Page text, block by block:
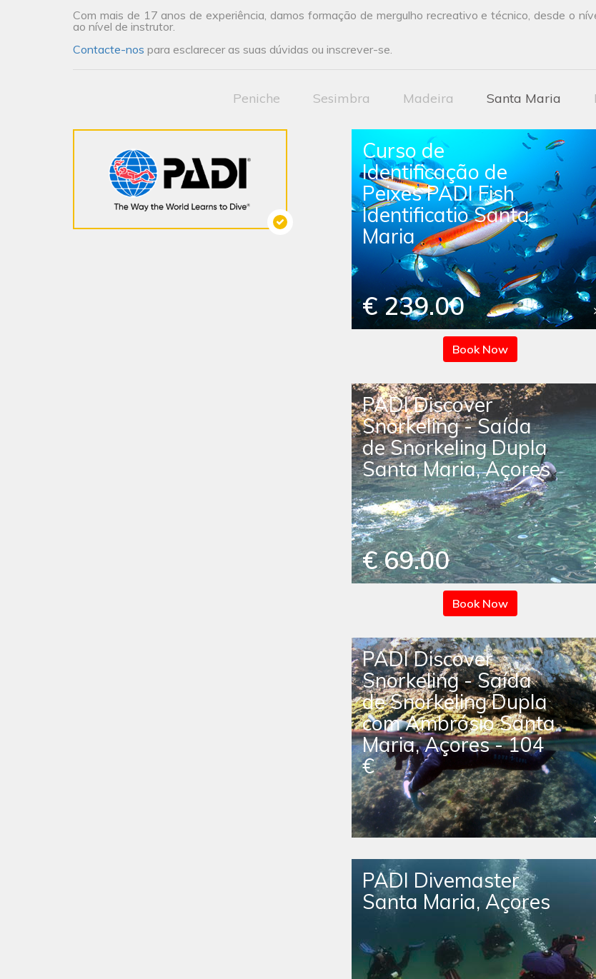
Com mais de 17 anos de experiência, damos formação de mergulho recreativo e técnico, desde o
ao nível de instrutor.
Contacte-nos para esclarecer as suas dúvidas ou inscrever-se.
Peniche Sesimbra Madeira Santa Maria
Curso de
Identificação de
Peixes PADI Fish
Identificatio Santa
Maria
€ 239.00
Book Now
PADI Discover
Snorkeling - Saída
de Snorkeling Dupla
Santa Maria, Açores
€ 69.00
Book Now
PADI Discover
Snorkeling - Saída
de Snorkeling Dupla
com Ambrósio Santa
Maria, Açores - 104
€
PADI Divemaster
Santa Maria, Açores